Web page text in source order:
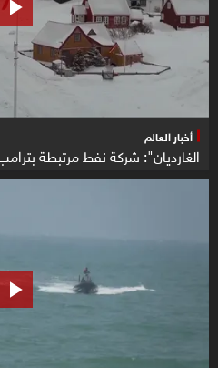
أخبار العالم
الغارديان": شركة نفط مرتبطة